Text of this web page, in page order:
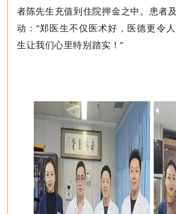
者陈先生充值到住院押金之中。患者
动：“郑医生不仅医术好 ，医德更令
生让我们心里特别踏实！”